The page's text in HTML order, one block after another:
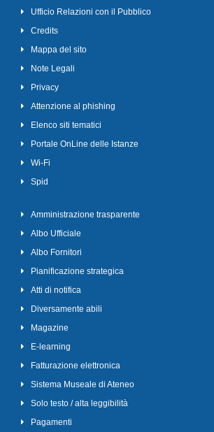
Ufficio Relazioni con il Pubblico
Credits
Mappa del sito
Note Legali
Privacy
Attenzione al phishing
Elenco siti tematici
Portale OnLine delle Istanze
Wi-Fi
Spid
Amministrazione trasparente
Albo Ufficiale
Albo Fornitori
Pianificazione strategica
Atti di notifica
Diversamente abili
Magazine
E-learning
Fatturazione elettronica
Sistema Museale di Ateneo
Solo testo / alta leggibilità
Pagamenti